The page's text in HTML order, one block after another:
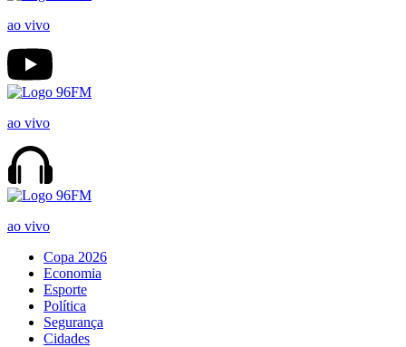
ao vivo
ao vivo
ao vivo
Copa 2026
Economia
Esporte
Política
Segurança
Cidades